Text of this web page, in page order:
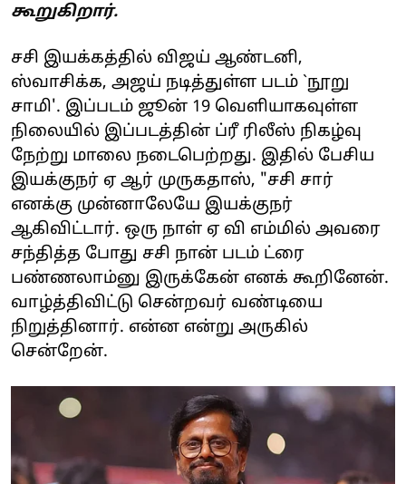
கூறுகிறார்.
சசி இயக்கத்தில் விஜய் ஆண்டனி,
ஸ்வாசிக்க, அஜய் நடித்துள்ள படம் `நூறு
சாமி'. இப்படம் ஜூன் 19 வெளியாகவுள்ள
நிலையில் இப்படத்தின் ப்ரீ ரிலீஸ் நிகழ்வு
நேற்று மாலை நடைபெற்றது. இதில் பேசிய
இயக்குநர் ஏ ஆர் முருகதாஸ், "சசி சார்
எனக்கு முன்னாலேயே இயக்குநர்
ஆகிவிட்டார். ஒரு நாள் ஏ வி எம்மில் அவரை
சந்தித்த போது சசி நான் படம் ட்ரை
பண்ணலாம்னு இருக்கேன் எனக் கூறினேன்.
வாழ்த்திவிட்டு சென்றவர் வண்டியை
நிறுத்தினார். என்ன என்று அருகில்
சென்றேன்.